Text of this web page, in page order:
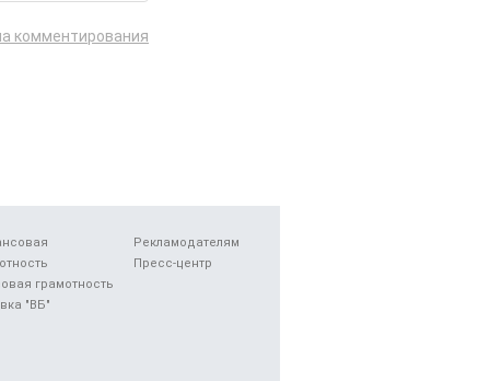
комментирования
грамотность
"ВБ"
Рекламодателям
Пресс-центр